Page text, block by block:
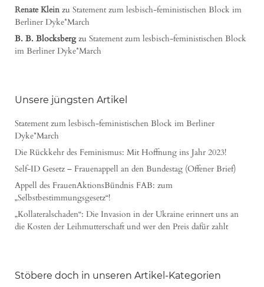
Renate Kleinzu Statement zum lesbisch-feministischen Block im
Berliner Dyke*March
B. B. Blocksbergzu Statement zum lesbisch-feministischen Block
im Berliner Dyke*March
Unsere jüngsten Artikel
Statement zum lesbisch-feministischen Block im Berliner
Dyke*March
Die Rückkehr des Feminismus: Mit Hoffnung ins Jahr 2023!
Self-ID Gesetz – Frauenappell an den Bundestag (Offener Brief)
Appell des FrauenAktionsBündnis FAB: zum
„Selbstbestimmungsgesetz“!
„Kollateralschaden“: Die Invasion in der Ukraine erinnert uns an
die Kosten der Leihmutterschaft und wer den Preis dafür zahlt
Stöbere doch in unseren Artikel-Kategorien